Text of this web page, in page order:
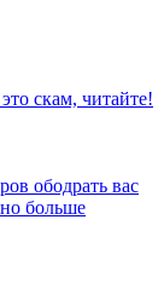
скам, читайте!
ободрать вас
больше